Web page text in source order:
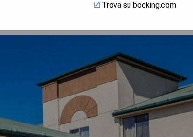
Trova su booking.com